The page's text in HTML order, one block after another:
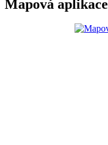
Mapová aplikace